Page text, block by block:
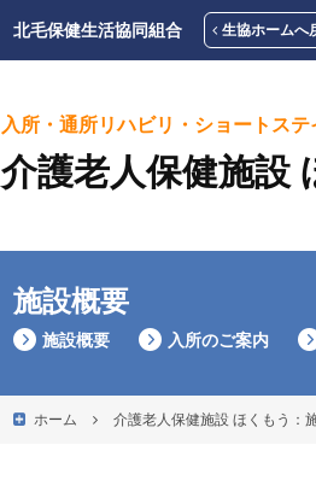
北毛保健生活協同組合 生協ホームへ
入所・通所リハビリ・ショートステ
介護老人保健施設
施設概要
施設概要 入所のご案内
ホーム 介護老人保健施設 ほくもう：